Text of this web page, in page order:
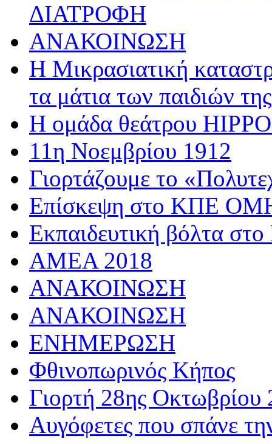
ΔΙΑΤΡΟΦΗ
ΑΝΑΚΟΙΝΩΣΗ
Η Μικρασιατική
τα μάτια των παιδιών
Η ομάδα θεάτρου
11η Νοεμβρίου 1912
Γιορτάζουμε το
Επίσκεψη στο ΚΠΕ
Εκπαιδευτική βόλτα
AMEA 2018
ΑΝΑΚΟΙΝΩΣΗ
ΑΝΑΚΟΙΝΩΣΗ
ΕΝΗΜΕΡΩΣΗ
Φθινοπωρινός Κήπος
Γιορτή 28ης Οκτωβρίου
Αυγόφετες που σπάνε